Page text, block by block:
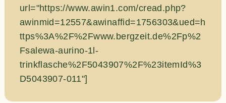
url="https://www.awin1.com/cread.php?
awinmid=12557&awinaffid=1756303&ued=h
ttps%3A%2F%2Fwww.bergzeit.de%2Fp%2
Fsalewa-aurino-1l-
trinkflasche%2F5043907%2F%23itemId%3
D5043907-011"]